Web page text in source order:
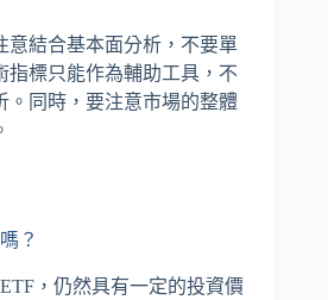
意結合基本面分析，不要單
指標只能作為輔助工具，不
。同時，要注意市場的整體
？
，仍然具有一定的投資價